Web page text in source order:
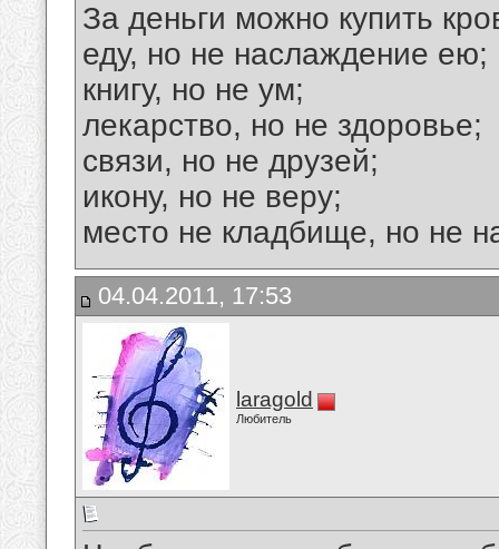
За деньги можно купить
еду, но не наслаждение ею;
книгу, но не ум;
лекарство, но не здоровье;
связи, но не друзей;
икону, но не веру;
место не кладбище, но не
04.04.2011, 17:53
laragold
Любитель